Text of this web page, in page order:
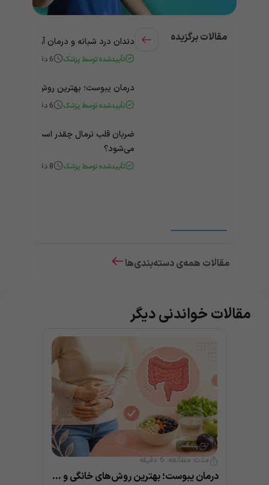
مقالات برگزیده دندان درد شبانه و درمان آن +
تأییدشده توسط پزشک 6 دقیقه
درمان یبوست؛ بهترین روش‌های
تأییدشده توسط پزشک 6 دقیقه
ضربان قلب نرمال چقدر است؟ چه
می‌شود؟
تأییدشده توسط پزشک 8 دقیقه
مقالات همه‌ی دسته‌بندی‌ها
مقالات خواندنی دیگر
مدت مطالعه:6 دقیقه
درمان یبوست؛ بهترین روش‌های خانگی و پزشکی